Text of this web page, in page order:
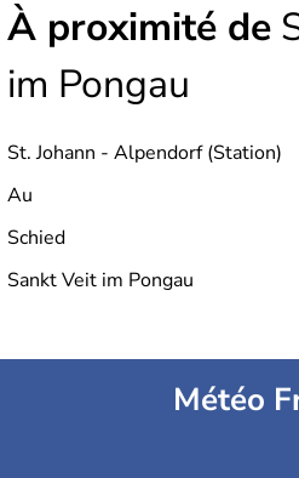
À proximité de
im Pongau
St. Johann - Alpendorf (Station)
Au
Schied
Sankt Veit im Pongau
Météo